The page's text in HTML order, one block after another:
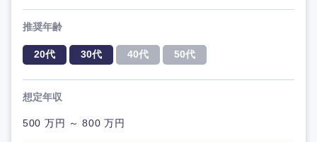
推奨年齢
20代 30代 40代 50代
想定年収
500 万円 ～ 800 万円